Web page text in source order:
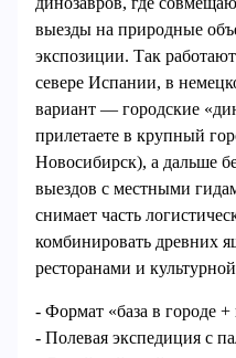
выезды на природные
экспозиции. Так
севере Испании, в
вариант — городские
прилетаете в крупный
Новосибирск), а дальше
выездов с местными
снимает часть
комбинировать древних
ресторанами и
- Формат «база в городе
- Полевая экспедиция с